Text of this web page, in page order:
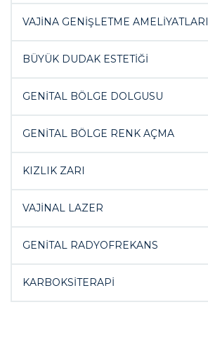
VAJİNA GENİŞLETME AMELİYATLARI
BÜYÜK DUDAK ESTETİĞİ
GENİTAL BÖLGE DOLGUSU
GENİTAL BÖLGE RENK AÇMA
KIZLIK ZARI
VAJİNAL LAZER
GENİTAL RADYOFREKANS
KARBOKSİTERAPİ